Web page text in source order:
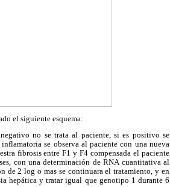
el siguiente esquema:
no se trata al paciente, si es positivo se
se observa al paciente con una nueva
fibrosis entre F1 y F4 compensada el paciente
con una determinación de RNA cuantitativa al
de 2 log o mas se continuara el tratamiento, y en
hepática y tratar igual que genotipo 1 durante 6